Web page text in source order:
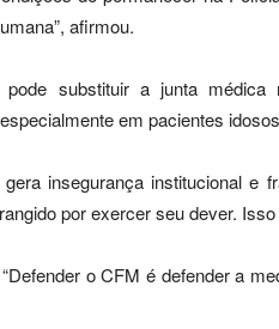
afirmou.
substituir a junta
em pacientes
insegurança institucional
por exercer seu dever.
o CFM é defender a